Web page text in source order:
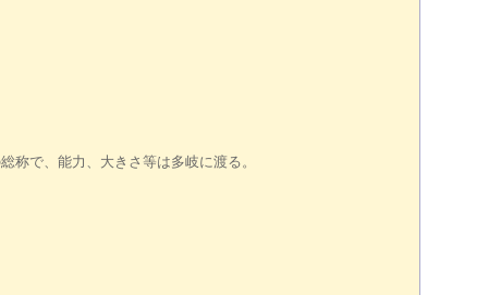
で、能力、大きさ等は多岐に渡る。